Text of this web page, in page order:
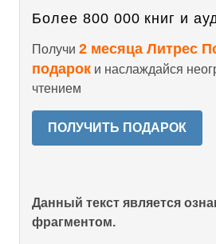
Более 800 000 книг и
Получи 2 месяца Литрес
подарок и наслаждайся
чтением
ПОЛУЧИТЬ ПОДАРОК
Данный текст является
фрагментом.